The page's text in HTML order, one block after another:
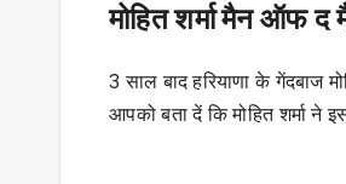
मोहित शर्मा मैन ऑफ द
3 साल बाद हरियाणा के गेंदबाज
आपको बता दें कि मोहित शर्मा